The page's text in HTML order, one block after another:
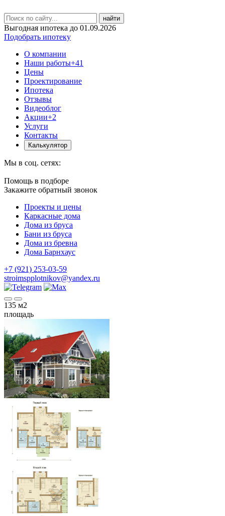
найти
Выгодная ипотека до 01.09.2026
Подобрать ипотеку
О компании
Наши работы+41
Цены
Проектирование
Ипотека
Отзывы
Видеоблог
Акции+2
Услуги
Контакты
Калькулятор
Мы в соц. сетях:
Помощь в подборе
Закажите обратный звонок
Проекты и цены
Каркасные дома
Дома из бруса
Бани из бруса
Дома из бревна
Дома Барнхаус
+7 (921) 253-03-59
stroimspplotnikov@yandex.ru
135 м2
площадь